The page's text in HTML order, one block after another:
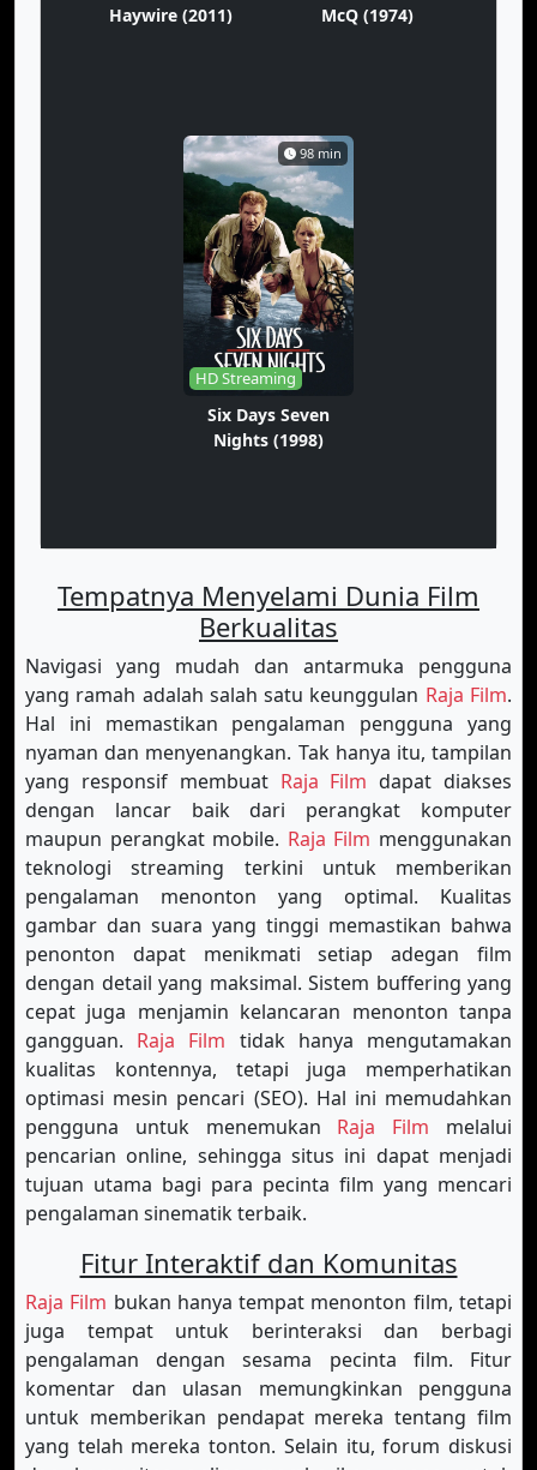
Haywire (2011) McQ (1974)
98 min
HD Streaming
Six Days Seven
Nights (1998)
Tempatnya Menyelami Dunia Film
Berkualitas
Navigasi yang mudah dan antarmuka pengguna
yang ramah adalah salah satu keunggulan Raja Film.
Hal ini memastikan pengalaman pengguna yang
nyaman dan menyenangkan. Tak hanya itu, tampilan
yang responsif membuat Raja Film dapat diakses
dengan lancar baik dari perangkat komputer
maupun perangkat mobile. Raja Film menggunakan
teknologi streaming terkini untuk memberikan
pengalaman menonton yang optimal. Kualitas
gambar dan suara yang tinggi memastikan bahwa
penonton dapat menikmati setiap adegan film
dengan detail yang maksimal. Sistem buffering yang
cepat juga menjamin kelancaran menonton tanpa
gangguan. Raja Film tidak hanya mengutamakan
kualitas kontennya, tetapi juga memperhatikan
optimasi mesin pencari (SEO). Hal ini memudahkan
pengguna untuk menemukan Raja Film melalui
pencarian online, sehingga situs ini dapat menjadi
tujuan utama bagi para pecinta film yang mencari
pengalaman sinematik terbaik.
Fitur Interaktif dan Komunitas
Raja Film bukan hanya tempat menonton film, tetapi
juga tempat untuk berinteraksi dan berbagi
pengalaman dengan sesama pecinta film. Fitur
komentar dan ulasan memungkinkan pengguna
untuk memberikan pendapat mereka tentang film
yang telah mereka tonton. Selain itu, forum diskusi